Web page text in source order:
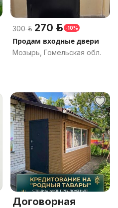
300 р. 270 р. -10%
Продам входные двери
Мозырь, Гомельская обл.
Договорная